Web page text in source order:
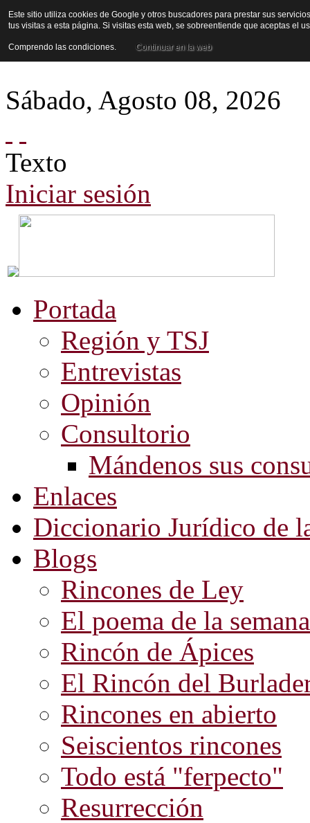
Sábado, Agosto 08, 2026
Texto
Iniciar sesión
Portada
Región y TSJ
Entrevistas
Opinión
Consultorio
Mándenos sus
Enlaces
Diccionario Jurídico de
Blogs
Rincones de Ley
El poema de la semana
Rincón de Ápices
El Rincón del
Rincones en abierto
Seiscientos rincones
Todo está "ferpecto"
Resurrección
Este sitio utiliza cookies de Google y otros buscadores para prestar sus
tus visitas a esta página. Si visitas esta web, se sobreentiende que aceptas el
Comprendo las condiciones. Continuar en la web